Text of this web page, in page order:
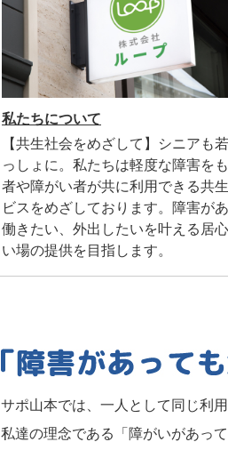
私たちについて
【共生社会をめざして】シニアも
っしょに。私たちは軽度な障害を
者や障がい者が共に利用できる共
ビスをめざしております。障害が
働きたい、外出したいを叶える居
い場の提供を目指します。
サポ山本では、一人として同じ利
私達の理念である「障がいがあっ